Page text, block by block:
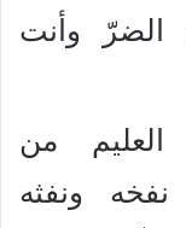
وأنت
العليم من
ونفثه